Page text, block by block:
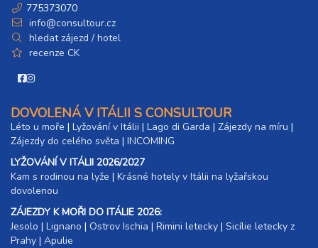
775373070
info@consultour.cz
hledat zájezd / hotel
recenze CK
DOVOLENÁ V ITÁLII S CONSULTOUR
Léto u moře | Lyžování v Itálii | Lago di Garda | Zájezdy na míru |
Zájezdy do celého světa | INCOMING
LYŽOVÁNÍ V ITÁLII 2026/2027
Kam s rodinou na lyže |​ Krásné hotely v Itálii na lyžařskou
dovolenou
ZÁJEZDY K MOŘI DO ITÁLIE 2026:
Jesolo | Lignano | Ostrov Ischia | Rimini letecky | Sicílie letecky z
Prahy | Apulie